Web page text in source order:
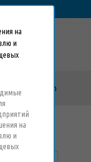
Eesti Русский
на
и
на
и